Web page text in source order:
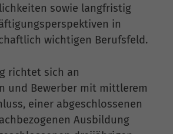
sowie langfristig
in
wichtigen Berufsfeld.
richtet sich an
und Bewerber mit mittlerem
einer abgeschlossenen
Ausbildung